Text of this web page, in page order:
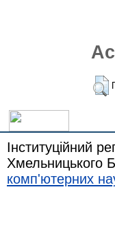
Інституційний
Хмельницького
комп'ютерних